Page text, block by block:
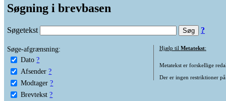
Søgning i brevbasen
Søgetekst ?
Søge-afgrænsning:
Dato ?
Afsender ?
Modtager ?
Brevtekst ?
Hjælp til Metatekst:
Metatekst er forskellige
Der er ingen restriktioner